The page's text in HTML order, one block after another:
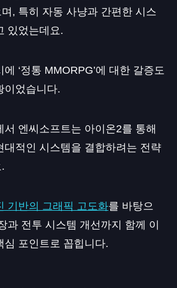
, 특히 자동 사냥과 간편한 시스
있었는데요.
‘정통 MMORPG’에 대한 갈증도
이었습니다.
서 엔씨소프트는 아이온2를 통해
대적인 시스템을 결합하려는 전략
기반의 그래픽 고도화를 바탕으
과 전투 시스템 개선까지 함께 이
심 포인트로 꼽힙니다.